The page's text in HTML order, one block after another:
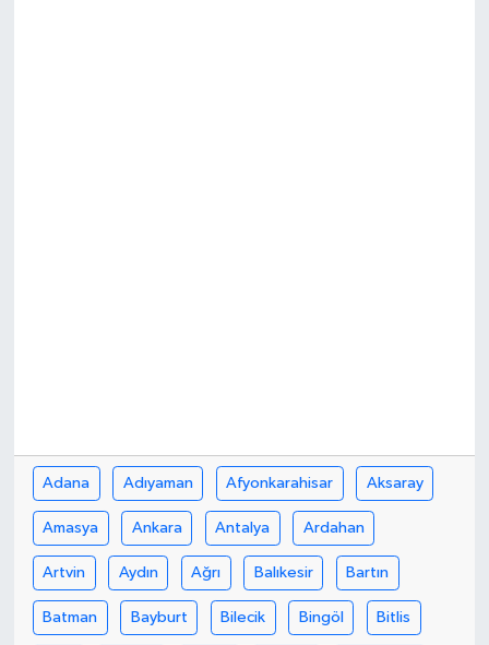
Adana Adıyaman Afyonkarahisar Aksaray
Amasya Ankara Antalya Ardahan
Artvin Aydın Ağrı Balıkesir Bartın
Batman Bayburt Bilecik Bingöl Bitlis